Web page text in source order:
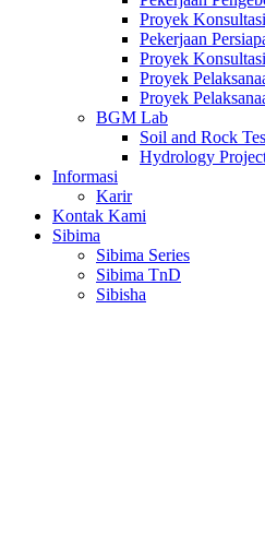
Proyek
Pekerjaan
Proyek
Proyek
Proyek
BGM Lab
Soil and Rock
Hydrology
Informasi
Karir
Kontak Kami
Sibima
Sibima Series
Sibima TnD
Sibisha